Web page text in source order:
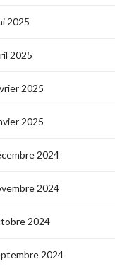
2025
2025
2025
2025
2024
2024
2024
2024